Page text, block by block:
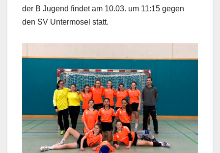
der B Jugend findet am 10.03. um 11:15 gegen
den SV Untermosel statt.